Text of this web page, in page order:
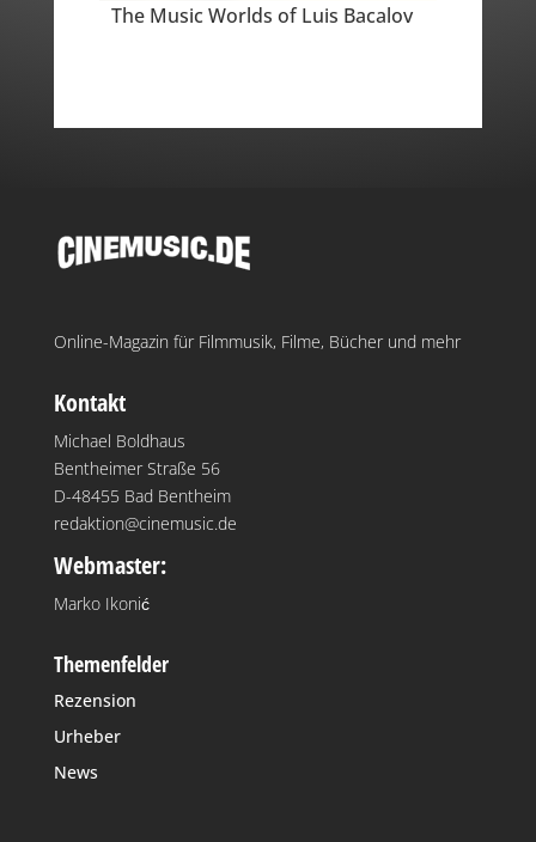
The Music Worlds of Luis Bacalov
Online-Magazin für Filmmusik, Filme, Bücher und mehr
Kontakt
Michael Boldhaus
Bentheimer Straße 56
D-48455 Bad Bentheim
redaktion@cinemusic.de
Webmaster:
Marko Ikonić
Themenfelder
Rezension
Urheber
News